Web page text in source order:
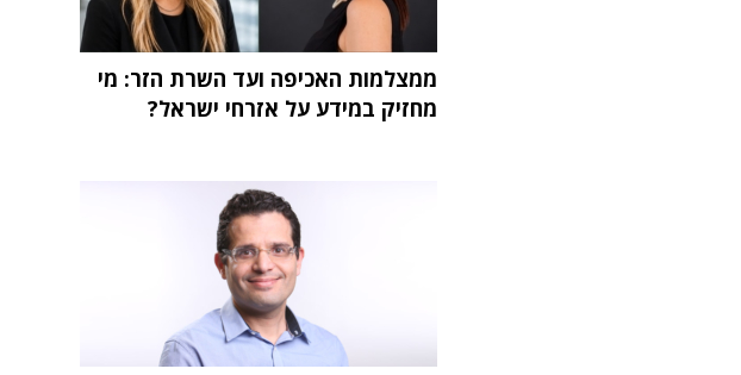
ממצלמות האכיפה ועד השרת הזר: מי
מחזיק במידע על אזרחי ישראל?